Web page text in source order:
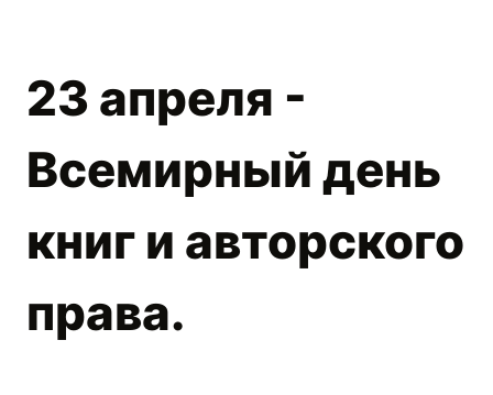
23 апреля -
Всемирный день
книг и авторского
права.